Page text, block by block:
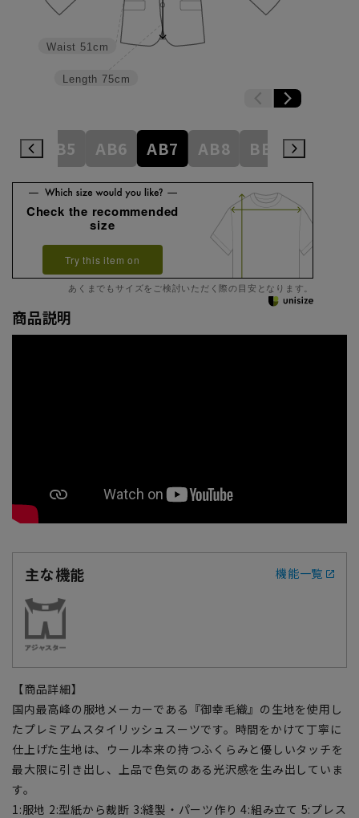
Length 75cm
Waist 51cm
AB5 AB6 AB7 AB8 BE3 BE4
Check the recommended
size
Try this item on
あくまでもサイズをご検討いただく際の目安となります。
商品説明
主な機能 機能一覧
【商品詳細】
国内最高峰の服地メーカーである『御幸毛織』の生地を使用し
たプレミアムスタイリッシュスーツです。時間をかけて丁寧に
仕上げた生地は、ウール本来の持つふくらみと優しいタッチを
最大限に引き出し、上品で色気のある光沢感を生み出していま
す。
1:服地 2:型紙から裁断 3:縫製・パーツ作り 4:組み立て 5:プレス